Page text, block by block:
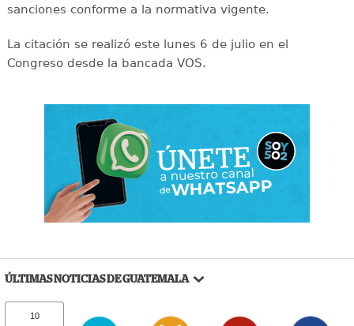
sanciones conforme a la normativa vigente.
La citación se realizó este lunes 6 de julio en el
Congreso desde la bancada VOS.
ÚLTIMAS NOTICIAS DE GUATEMALA
10